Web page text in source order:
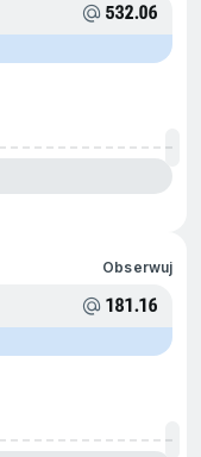
532.06
Obserwuj
181.16